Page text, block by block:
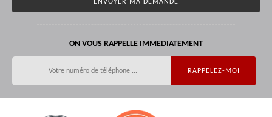
ON VOUS RAPPELLE IMMEDIATEMENT